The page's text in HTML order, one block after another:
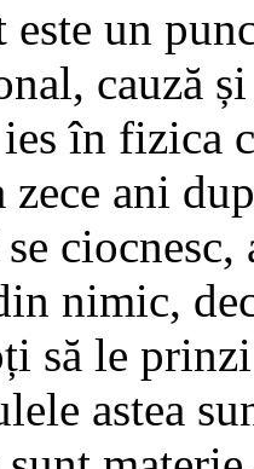
este un
cauză
în fizica
ani
nimic,
să le
astea